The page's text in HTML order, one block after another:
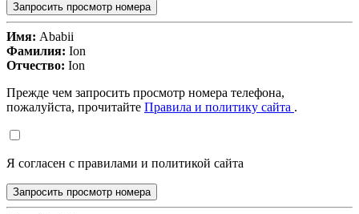
Запросить просмотр номера
Имя: Ababii
Фамилия: Ion
Отчество: Ion
Прежде чем запросить просмотр номера телефона,
пожалуйста, прочитайте Правила и политику сайта .
Я согласен с правилами и политикой сайта
Запросить просмотр номера